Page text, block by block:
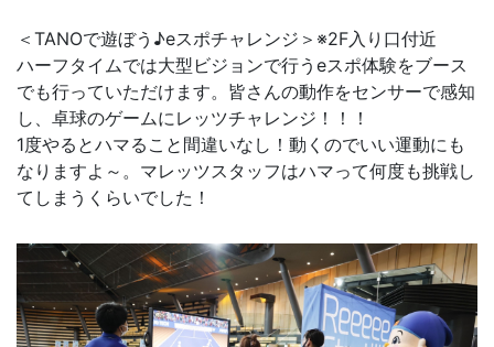
＜TANOで遊ぼう♪eスポチャレンジ＞※2F入り口付近
ハーフタイムでは大型ビジョンで行うeスポ体験をブース
でも行っていただけます。皆さんの動作をセンサーで感知
し、卓球のゲームにレッツチャレンジ！！！
1度やるとハマること間違いなし！動くのでいい運動にも
なりますよ～。マレッツスタッフはハマって何度も挑戦し
てしまうくらいでした！